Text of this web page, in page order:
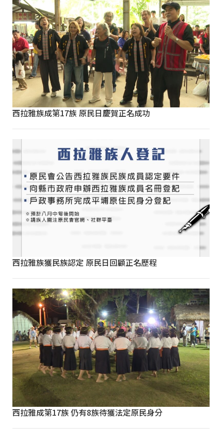
西拉雅族成第17族 原民日慶賀正名成功
西拉雅族獲民族認定 原民日回顧正名歷程
西拉雅成第17族 仍有8族待獲法定原民身分